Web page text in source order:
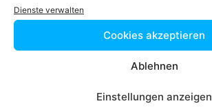
Dienste verwalten
Cookies akzeptieren
Ablehnen
Einstellungen anzeigen
RA Mag. Manuel MOFIDIAN
Zum Profil